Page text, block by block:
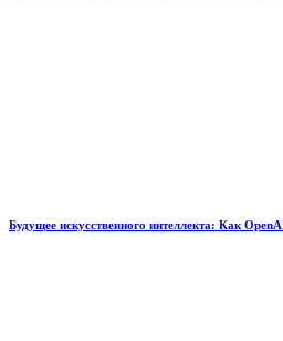
Будущее искусственного интеллекта: Как